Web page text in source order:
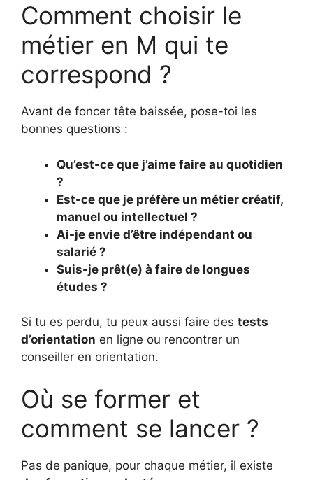
Comment choisir le
métier en M qui te
correspond ?
Avant de foncer tête baissée, pose-toi les
bonnes questions :
Qu’est-ce que j’aime faire au quotidien
?
Est-ce que je préfère un métier créatif,
manuel ou intellectuel ?
Ai-je envie d’être indépendant ou
salarié ?
Suis-je prêt(e) à faire de longues
études ?
Si tu es perdu, tu peux aussi faire des tests
d’orientation en ligne ou rencontrer un
conseiller en orientation.
Où se former et
comment se lancer ?
Pas de panique, pour chaque métier, il existe